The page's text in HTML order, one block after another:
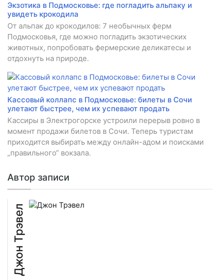
Экзотика в Подмосковье: где погладить альпаку и
увидеть крокодила
От альпак до крокодилов: 7 необычных ферм
Подмосковья, где можно погладить экзотических
животных, попробовать фермерские деликатесы и
отдохнуть на природе.
Кассовый коллапс в Подмосковье: билеты в Сочи
улетают быстрее, чем их успевают продать
Кассиры в Электрогорске устроили перерыв ровно в
момент продажи билетов в Сочи. Теперь туристам
приходится выбирать между онлайн-адом и поисками
„правильного“ вокзала.
Автор записи
Джон Трэвел